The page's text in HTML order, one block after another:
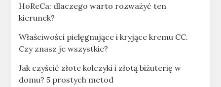
HoReCa: dlaczego warto rozważyć ten
kierunek?
Właściwości pielęgnujące i kryjące kremu CC.
Czy znasz je wszystkie?
Jak czyścić złote kolczyki i złotą biżuterię w
domu? 5 prostych metod